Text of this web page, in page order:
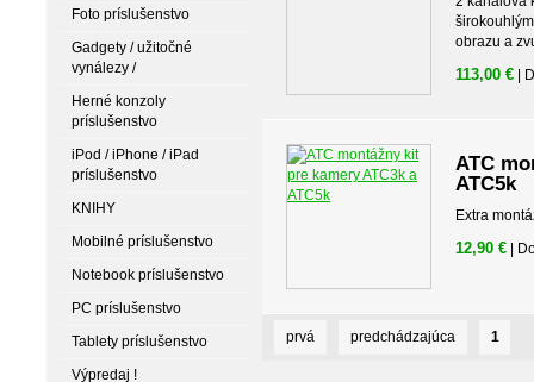
Foto príslušenstvo
Gadgety / užitočné
vynálezy /
Herné konzoly
príslušenstvo
iPod / iPhone / iPad
príslušenstvo
KNIHY
Mobilné príslušenstvo
Notebook príslušenstvo
PC príslušenstvo
Tablety príslušenstvo
Výpredaj !
obrazu a
113,00 € |
ATC
ATC5k
Extra
12,90 € |
prvá predchádzajúca 1